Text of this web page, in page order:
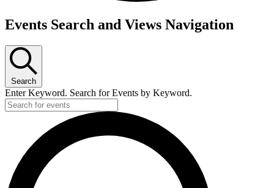
Events Search and Views Navigation
Search
Enter Keyword. Search for Events by Keyword.